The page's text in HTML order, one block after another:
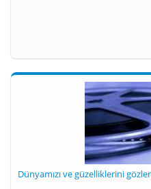
Dünyamızı ve güzelliklerini